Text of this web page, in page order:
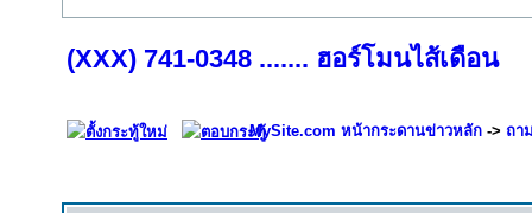
(XXX) 741-0348 ....... ฮอร์โมนไส้เดือน
MySite.com หน้ากระดานข่าวหลัก -> ถา